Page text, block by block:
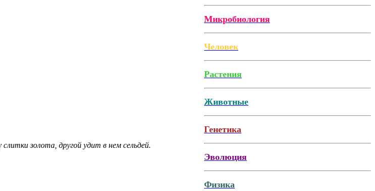
золота, другой удит в нем сельдей.
Микробиология
Человек
Растения
Животные
Генетика
Эволюция
Физика